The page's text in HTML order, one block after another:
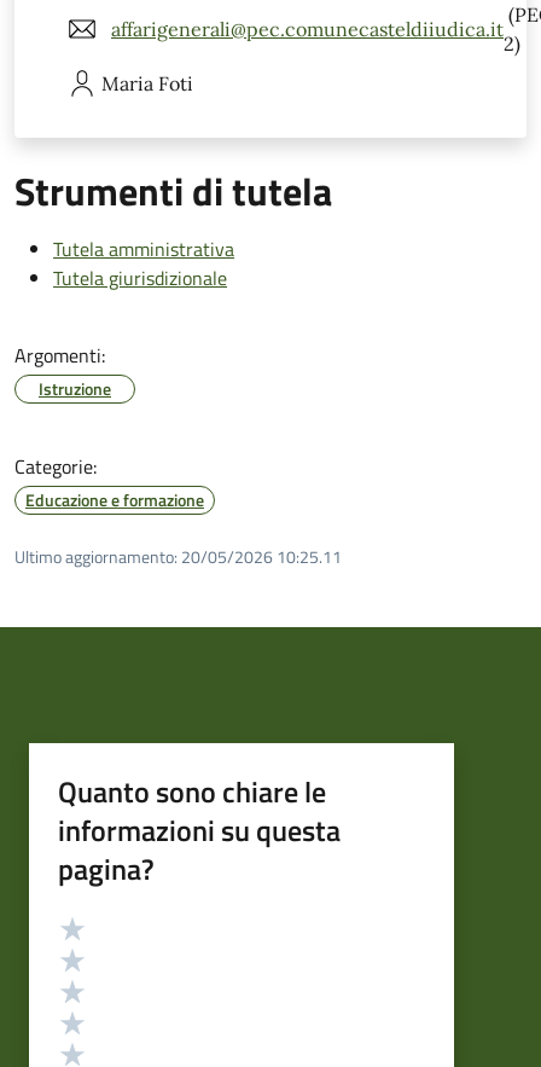
affarigenerali@pec.comunecasteldiiudica.it
2)
Maria Foti
Strumenti di tutela
Tutela amministrativa
Tutela giurisdizionale
Argomenti:
Istruzione
Categorie:
Educazione e formazione
Ultimo aggiornamento: 20/05/2026 10:25.11
Quanto sono chiare le
informazioni su questa
pagina?
Valutazione